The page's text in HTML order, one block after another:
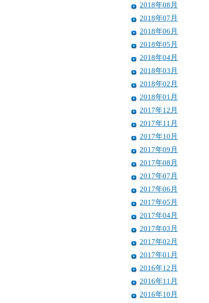
2018年08月
2018年07月
2018年06月
2018年05月
2018年04月
2018年03月
2018年02月
2018年01月
2017年12月
2017年11月
2017年10月
2017年09月
2017年08月
2017年07月
2017年06月
2017年05月
2017年04月
2017年03月
2017年02月
2017年01月
2016年12月
2016年11月
2016年10月